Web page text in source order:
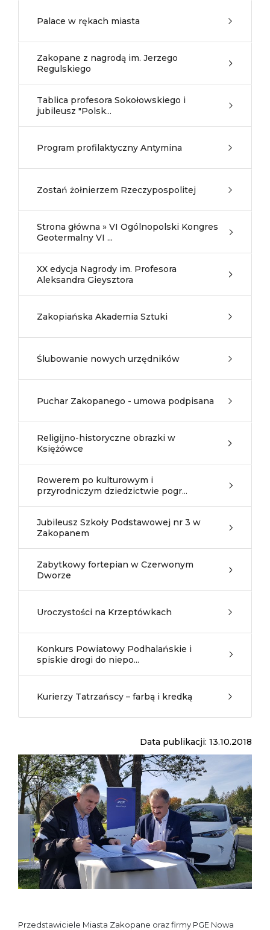
Palace w rękach miasta
Zakopane z nagrodą im. Jerzego
Regulskiego
Tablica profesora Sokołowskiego i
jubileusz "Polsk...
Program profilaktyczny Antymina
Zostań żołnierzem Rzeczypospolitej
Strona główna » VI Ogólnopolski Kongres
Geotermalny VI ...
XX edycja Nagrody im. Profesora
Aleksandra Gieysztora
Zakopiańska Akademia Sztuki
Ślubowanie nowych urzędników
Puchar Zakopanego - umowa podpisana
Religijno-historyczne obrazki w
Księżówce
Rowerem po kulturowym i
przyrodniczym dziedzictwie pogr...
Jubileusz Szkoły Podstawowej nr 3 w
Zakopanem
Zabytkowy fortepian w Czerwonym
Dworze
Uroczystości na Krzeptówkach
Konkurs Powiatowy Podhalańskie i
spiskie drogi do niepo...
Kurierzy Tatrzańscy – farbą i kredką
Data publikacji: 13.10.2018
Przedstawiciele Miasta Zakopane oraz firmy PGE Nowa